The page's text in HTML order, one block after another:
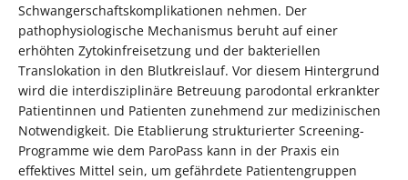
Schwangerschaftskomplikationen nehmen. Der
pathophysiologische Mechanismus beruht auf einer
erhöhten Zytokinfreisetzung und der bakteriellen
Translokation in den Blutkreislauf. Vor diesem Hintergrund
wird die interdisziplinäre Betreuung parodontal erkrankter
Patientinnen und Patienten zunehmend zur medizinischen
Notwendigkeit. Die Etablierung strukturierter Screening-
Programme wie dem ParoPass kann in der Praxis ein
effektives Mittel sein, um gefährdete Patientengruppen